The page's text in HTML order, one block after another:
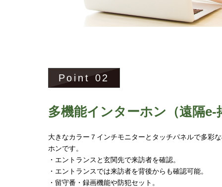
Point 02
多機能インターホン （遠隔
大きなカラー７インチモニターとタッチパネルで多彩
ホンです。
・エントランスと玄関先で来訪者を確認。
・エントランスでは来訪者を背後からも確認可能。
・留守番・録画機能や防犯セット。